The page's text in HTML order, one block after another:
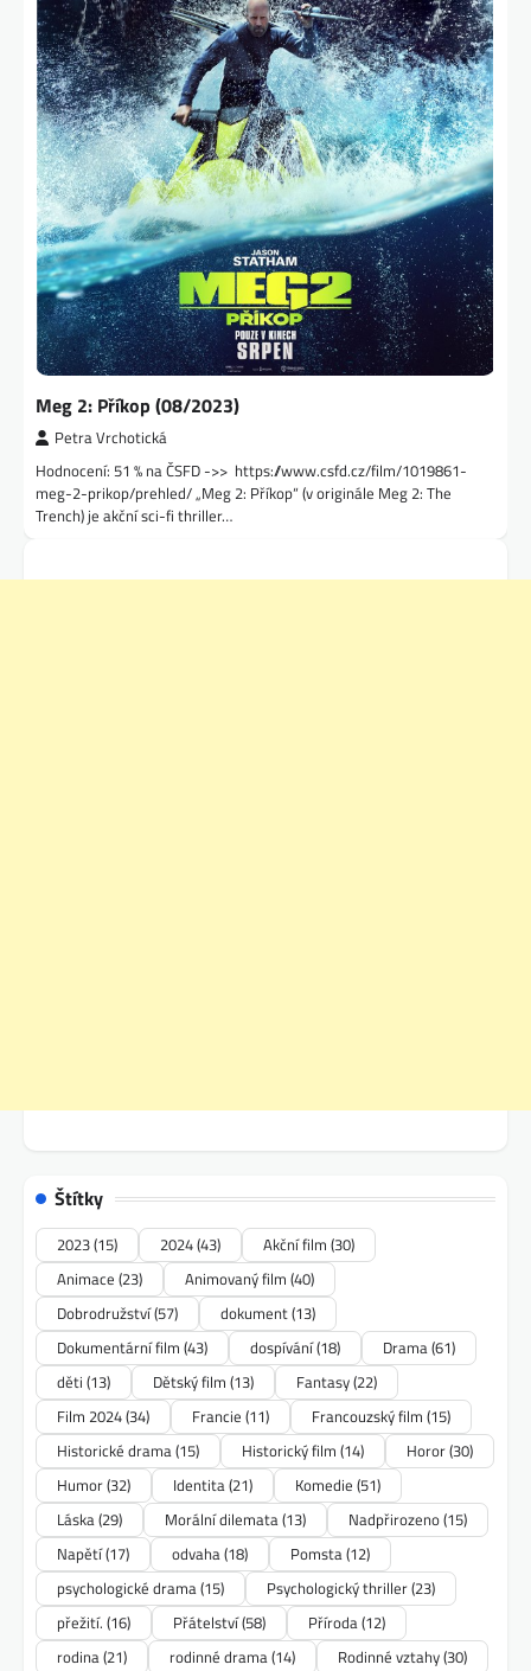
Meg 2: Příkop (08/2023)
Petra Vrchotická
Hodnocení: 51 % na ČSFD ->> https://www.csfd.cz/film/1019861-
meg-2-prikop/prehled/ „Meg 2: Příkop“ (v originále Meg 2: The
Trench) je akční sci-fi thriller…
Štítky
2023(15) 2024(43) Akční film (30)
Animace (23) Animovaný film (40)
Dobrodružství(57) dokument(13)
Dokumentární film (43) dospívání(18) Drama(61)
děti (13) Dětský film (13) Fantasy(22)
Film 2024(34) Francie (11) Francouzský film (15)
Historické drama(15) Historický film (14) Horor(30)
Humor(32) Identita(21) Komedie (51)
Láska(29) Morální dilemata(13) Nadpřirozeno(15)
Napětí(17) odvaha(18) Pomsta(12)
psychologické drama(15) Psychologický thriller(23)
přežití. (16) Přátelství(58) Příroda(12)
rodina(21) rodinné drama(14) Rodinné vztahy(30)